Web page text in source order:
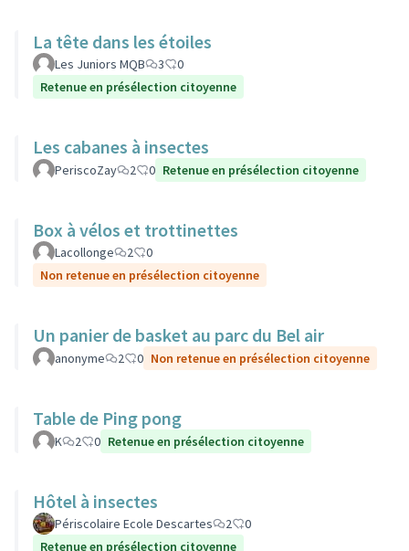
La tête dans les étoiles
Les Juniors MQB 3
0
Retenue en présélection citoyenne
Les cabanes à insectes
PeriscoZay 2 0 Retenue en présélection citoyenne
Box à vélos et trottinettes
Lacollonge 2
0
Non retenue en présélection citoyenne
Un panier de basket au parc du Bel air
anonyme 2 0 Non retenue en présélection citoyenne
Table de Ping pong
K 2 0 Retenue en présélection citoyenne
Hôtel à insectes
Périscolaire Ecole Descartes 2
0
Retenue en présélection citoyenne